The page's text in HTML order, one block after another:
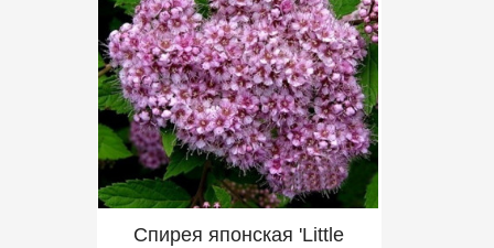
Спирея японская 'Little